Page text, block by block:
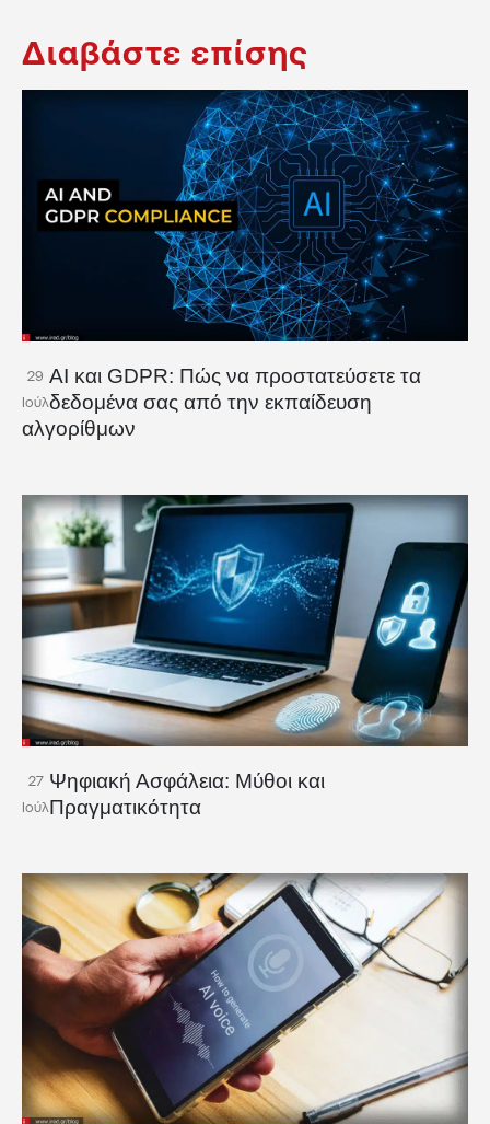
Διαβάστε επίσης
29
Ιούλ
AI και GDPR: Πώς να προστατεύσετε τα
δεδομένα σας από την εκπαίδευση
αλγορίθμων
27
Ιούλ
Ψηφιακή Ασφάλεια: Μύθοι και
Πραγματικότητα